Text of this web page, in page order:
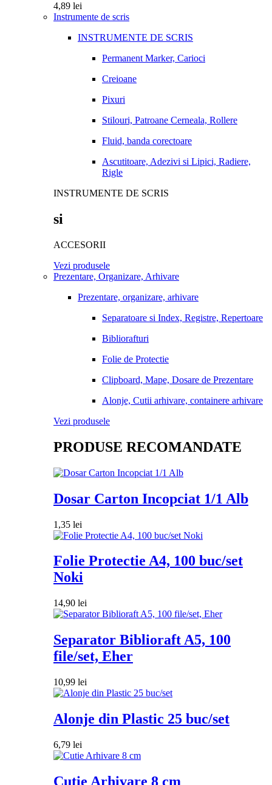
4,89 lei
Instrumente de scris
INSTRUMENTE DE SCRIS
Permanent Marker, Carioci
Creioane
Pixuri
Stilouri, Patroane Cerneala, Rollere
Fluid, banda corectoare
Ascutitoare, Adezivi si Lipici, Radiere,
Rigle
INSTRUMENTE DE SCRIS
si
ACCESORII
Vezi produsele
Prezentare, Organizare, Arhivare
Prezentare, organizare, arhivare
Separatoare si Index, Registre, Repertoare
Bibliorafturi
Folie de Protectie
Clipboard, Mape, Dosare de Prezentare
Alonje, Cutii arhivare, containere arhivare
Vezi produsele
PRODUSE RECOMANDATE
Dosar Carton Incopciat 1/1 Alb
1,35 lei
Folie Protectie A4, 100 buc/set
Noki
14,90 lei
Separator Biblioraft A5, 100
file/set, Eher
10,99 lei
Alonje din Plastic 25 buc/set
6,79 lei
Cutie Arhivare 8 cm